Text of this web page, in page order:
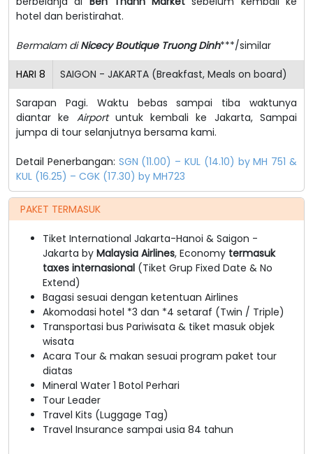
hotel dan beristirahat.
Bermalam diNicecy Boutique Truong Dinh***/similar
HARI 8 SAIGON - JAKARTA (Breakfast, Meals on board)
Sarapan Pagi. Waktu bebas sampai tiba waktunya
diantar ke Airportuntuk kembali ke Jakarta, Sampai
jumpa di tour selanjutnya bersama kami.
Detail Penerbangan: SGN (11.00) – KUL (14.10) by MH 751 &
KUL (16.25) – CGK (17.30) by MH723
PAKET TERMASUK
Tiket International Jakarta-Hanoi & Saigon -
Jakarta by Malaysia Airlines, Economy termasuk
taxes internasional (Tiket Grup Fixed Date & No
Extend)
Bagasi sesuai dengan ketentuan Airlines
Akomodasi hotel *3 dan *4 setaraf (Twin / Triple)
Transportasi bus Pariwisata & tiket masuk objek
wisata
Acara Tour & makan sesuai program paket tour
diatas
Mineral Water 1 Botol Perhari
Tour Leader
Travel Kits (Luggage Tag)
Travel Insurance sampai usia 84 tahun